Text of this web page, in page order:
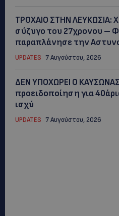
ΤΡΟΧΑΙΟ ΣΤΗΝ ΛΕΥΚΩΣΙΑ:
σύζυγο του 27χρονου –
παραπλάνησε την
UPDATES 7 Αυγούστου, 2026
ΔΕΝ ΥΠΟΧΩΡΕΙ Ο
προειδοποίηση για
ισχύ
UPDATES 7 Αυγούστου, 2026